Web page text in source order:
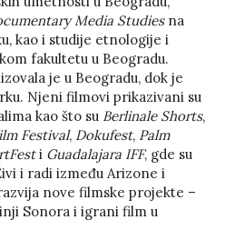
Media Studiesna
kao i studije etnologije i
fakultetu u Beogradu.
je u Beogradu, dok je
Njeni filmovi prikazivani su
kao što su Berlinale Shorts,
Festival, Dokufest, Palm
i Guadalajara IFF, gde su
i radi između Arizone i
nove filmske projekte –
Sonora i igrani film u